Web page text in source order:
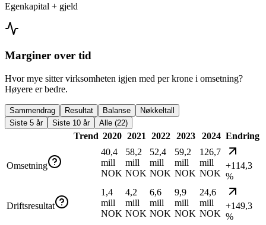
Egenkapital + gjeld
Marginer over tid
Hvor mye sitter virksomheten igjen med per krone i omsetning?
Høyere er bedre.
Sammendrag Resultat Balanse
Nøkkeltall
Siste 5 år
Siste 10 år Alle (22)
Trend 2020 2021 2022 2023 2024 Endring
Omsetning
40,4
mill
NOK
58,2
mill
NOK
52,4
mill
NOK
59,2
mill
NOK
126,7
mill
NOK
+114,3
%
Driftsresultat
1,4
mill
NOK
4,2
mill
NOK
6,6
mill
NOK
9,9
mill
NOK
24,6
mill
NOK
+149,3
%